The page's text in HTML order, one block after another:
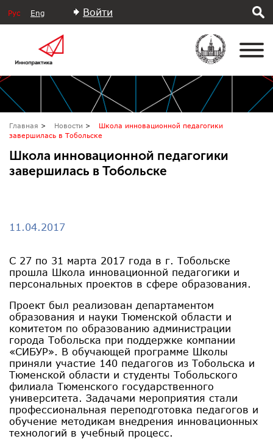
Рус Eng Войти
Главная Новости
Школа инновационной педагогики
завершилась в Тобольске
Школа инновационной педагогики
завершилась в Тобольске
11.04.2017
С 27 по 31 марта 2017 года в г. Тобольске
прошла Школа инновационной педагогики и
персональных проектов в сфере образования.
Проект был реализован департаментом
образования и науки Тюменской области и
комитетом по образованию администрации
города Тобольска при поддержке компании
«СИБУР». В обучающей программе Школы
приняли участие 140 педагогов из Тобольска и
Тюменской области и студенты Тобольского
филиала Тюменского государственного
университета. Задачами мероприятия стали
профессиональная переподготовка педагогов и
обучение методикам внедрения инновационных
технологий в учебный процесс.